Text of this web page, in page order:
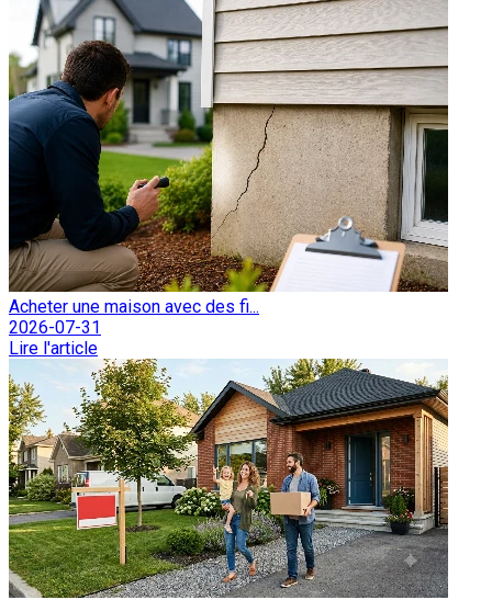
Acheter une maison avec des fi...
2026-07-31
Lire l'article